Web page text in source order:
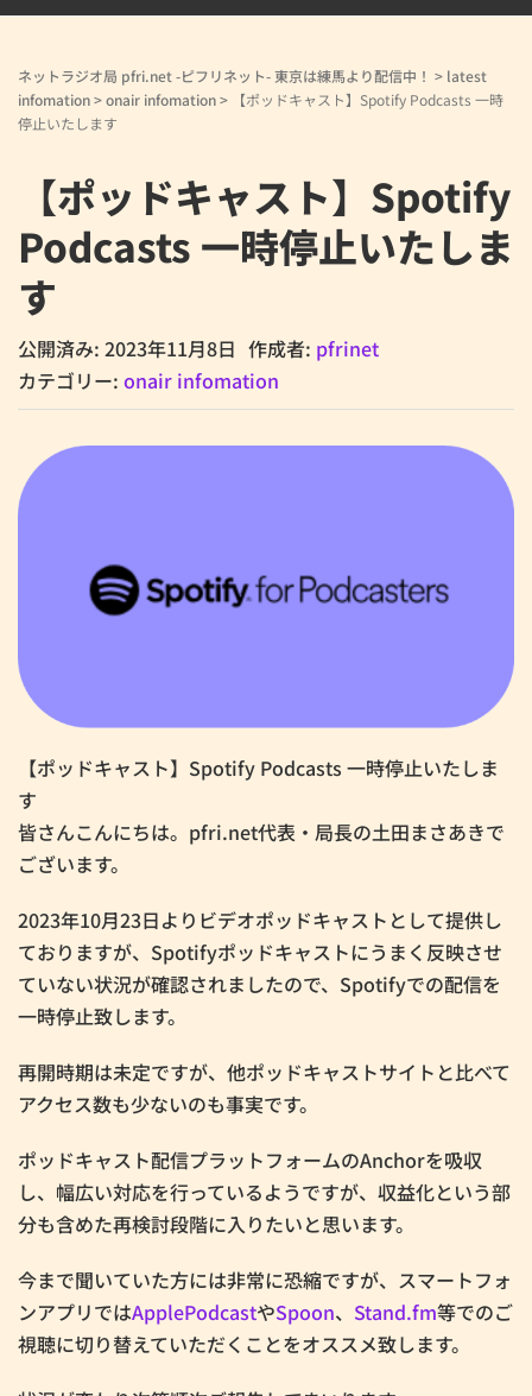
ネットラジオ局 pfri.net -ピフリネット- 東京は練馬より配信中！ > latest
infomation>onair infomation>
【ポッドキャスト】Spotify Podcasts 一時
停止いたします
【ポッドキャスト】Spotify
Podcasts 一時停止いたしま
す
公開済み: 2023年11月8日 作成者: pfrinet
カテゴリー: onair infomation
【ポッドキャスト】Spotify Podcasts 一時停止いたしま
す
皆さんこんにちは。pfri.net代表・局長の土田まさあきで
ございます。
2023年10月23日よりビデオポッドキャストとして提供し
ておりますが、Spotifyポッドキャストにうまく反映させ
ていない状況が確認されましたので、Spotifyでの配信を
一時停止致します。
再開時期は未定ですが、他ポッドキャストサイトと比べて
アクセス数も少ないのも事実です。
ポッドキャスト配信プラットフォームのAnchorを吸収
し、幅広い対応を行っているようですが、収益化という部
分も含めた再検討段階に入りたいと思います。
今まで聞いていた方には非常に恐縮ですが、スマートフォ
ンアプリではApplePodcastやSpoon、 Stand.fm等でのご
視聴に切り替えていただくことをオススメ致します。